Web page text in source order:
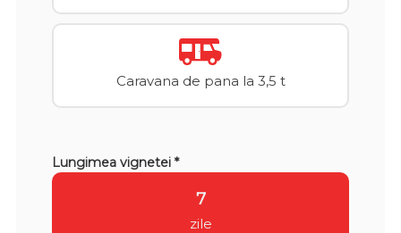
Caravana de pana la 3,5 t
Lungimea vignetei *
7
zile